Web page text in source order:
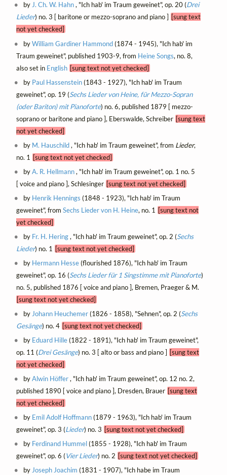
byJ. Ch. W. Hahn, "Ich hab' im Traum geweinet", op. 20 (Drei
Lieder) no. 3 [ baritone or mezzo-soprano and piano ] [sung text
not yet checked]
byWilliam Gardiner Hammond(1874 - 1945), "Ich hab' im
Traum geweinet", published 1903-9, from Heine Songs, no. 8,
also set in English [sung text not yet checked]
by Paul Hassenstein(1843 - 1927), "Ich hab' im Traum
geweinet", op. 19 (Sechs Lieder von Heine, für Mezzo-Sopran
(oder Bariton) mit Pianoforte) no. 6, published 1879 [ mezzo-
soprano or baritone and piano ], Eberswalde, Schreiber [sung text
not yet checked]
by M. Hauschild, "Ich hab' im Traum geweinet", from Lieder,
no. 1
[sung text not yet checked]
byA. R. Hellmann, "Ich hab' im Traum geweinet", op. 1 no. 5
[ voice and piano ], Schlesinger [sung text not yet checked]
by Henrik Hennings (1848 - 1923), "Ich hab' im Traum
geweinet", from Sechs Lieder von H. Heine, no. 1
[sung text not
yet checked]
by Fr. H. Hering, "Ich hab' im Traum geweinet", op. 2 (Sechs
Lieder) no. 1
[sung text not yet checked]
by Hermann Hesse(flourished 1876), "Ich hab' im Traum
geweinet", op. 16 (Sechs Lieder für 1 Singstimme mit Pianoforte)
no. 5, published 1876 [ voice and piano ], Bremen, Praeger & M.
[sung text not yet checked]
by Johann Heuchemer(1826 - 1858), "Sehnen", op. 2 (Sechs
Gesänge) no. 4 [sung text not yet checked]
by Eduard Hille(1822 - 1891), "Ich hab' im Traum geweinet",
op. 11 (Drei Gesänge) no. 3 [ alto or bass and piano ] [sung text
not yet checked]
byAlwin Höffer, "Ich hab' im Traum geweinet", op. 12 no. 2,
published 1890 [ voice and piano ], Dresden, Brauer [sung text
not yet checked]
by Emil Adolf Hoffmann(1879 - 1963), "Ich hab' im Traum
geweinet", op. 3 (Lieder) no. 3 [sung text not yet checked]
by Ferdinand Hummel(1855 - 1928), "Ich hab' im Traum
geweinet", op. 6 (Vier Lieder) no. 2 [sung text not yet checked]
by Joseph Joachim (1831 - 1907), "Ich habe im Traum